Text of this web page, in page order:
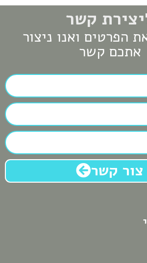
קשר
הפרטים ואנו ניצור
אתכם קשר
צור קשר